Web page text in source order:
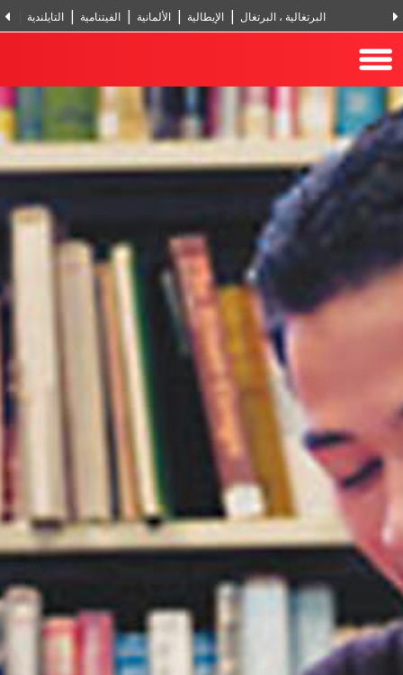
التايلندية الفيتنامية الألمانية الإيطالية البرتغالية ، البرتغال